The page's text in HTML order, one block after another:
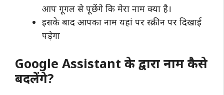
आप गूगल से पूछेंगे कि मेरा नाम क्या है।
इसके बाद आपका नाम यहां पर स्क्रीन पर दिखाई
पड़ेगा
Google Assistant के द्वारा नाम कैसे
बदलेंगे?